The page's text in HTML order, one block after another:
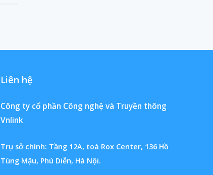
Liên hệ
Công ty cổ phần Công nghệ và Truyền thông
Vnlink
Trụ sở chính: Tầng 12A, toà Rox Center, 136 Hồ
Tùng Mậu, Phú Diễn, Hà Nội.